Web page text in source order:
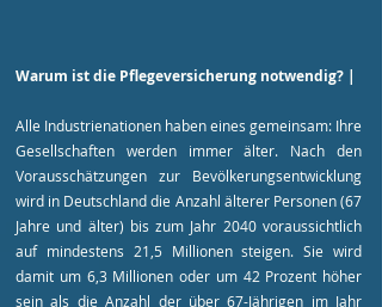
Warum ist die Pflegeversicherung notwendig? |
Alle Industrienationen haben eines gemeinsam: Ihre
Gesellschaften werden immer älter. Nach den
Vorausschätzungen zur Bevölkerungsentwicklung
wird in Deutschland die Anzahl älterer Personen (67
Jahre und älter) bis zum Jahr 2040 voraussichtlich
auf mindestens 21,5 Millionen steigen. Sie wird
damit um 6,3 Millionen oder um 42 Prozent höher
sein als die Anzahl der über 67-Jährigen im Jahr